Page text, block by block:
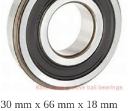
30 mm x 66 mm x 18 mm